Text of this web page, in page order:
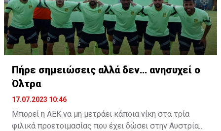
Πήρε σημειώσεις αλλά δεν… ανησυχεί ο
Όλτρα
17.07.2023 10:46
Μπορεί η ΑΕΚ να μη μετράει κάποια νίκη στα τρία
φιλικά προετοιμασίας που έχει δώσει στην Αυστρία